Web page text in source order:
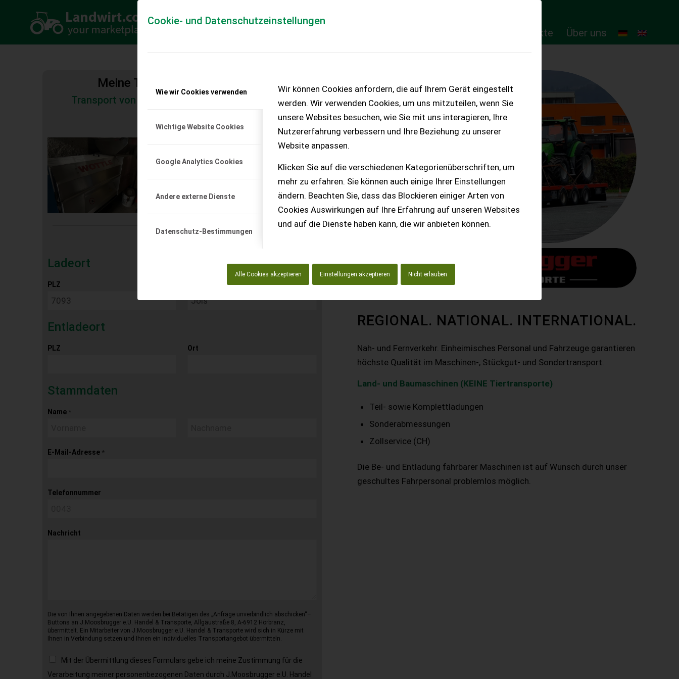
Cookie- und Datenschutzeinstellungen
Wie wir Cookies verwenden
Wichtige Website Cookies
Google Analytics Cookies
Andere externe Dienste
Datenschutz-Bestimmungen
Wir können Cookies anfordern, die auf Ihrem Gerät eingestellt
werden. Wir verwenden Cookies, um uns mitzuteilen, wenn Sie
unsere Websites besuchen, wie Sie mit uns interagieren, Ihre
Nutzererfahrung verbessern und Ihre Beziehung zu unserer
Website anpassen.
Klicken Sie auf die verschiedenen Kategorienüberschriften, um
mehr zu erfahren. Sie können auch einige Ihrer Einstellungen
ändern. Beachten Sie, dass das Blockieren einiger Arten von
Cookies Auswirkungen auf Ihre Erfahrung auf unseren Websites
und auf die Dienste haben kann, die wir anbieten können.
Alle Cookies akzeptieren Einstellungen akzeptieren Nicht erlauben
Online-Produkte Über uns
Meine Transportkostenanfrage
Transport von Land- und Baumaschinen – KEINE
wenig gebraucht.
Ladeort
PLZ
Entladeort
PLZ Ort
Stammdaten
Name *
E-Mail-Adresse *
Telefonnummer
Nachricht
Die von Ihnen angegebenen Daten werden bei Betätigen des „Anfrage unverbindlich abschicken“–
Buttons an J.Moosbrugger e.U. Handel & Transporte, Allgäustraße 8, A-6912 Hörbranz,
übermittelt. Ein Mitarbeiter von J.Moosbrugger e.U. Handel & Transporte wird sich in Kürze mit
Ihnen in Verbindung setzen und Ihnen ein individuelles Transportangebot übermitteln.
Mit der Übermittlung dieses Formulars gebe ich meine Zustimmung für die
Verarbeitung meiner personenbezogenen Daten durch J.Moosbrugger e.U. Handel
REGIONAL. NATIONAL. INTERNATIONAL.
Nah- und Fernverkehr. Einheimisches Personal und Fahrzeuge garantieren
höchste Qualität im Maschinen-, Stückgut- und Sondertransport.
Land- und Baumaschinen (KEINE Tiertransporte)
Teil- sowie Komplettladungen
Sonderabmessungen
Zollservice (CH)
Die Be- und Entladung fahrbarer Maschinen ist auf Wunsch durch unser
geschultes Fahrpersonal problemlos möglich.